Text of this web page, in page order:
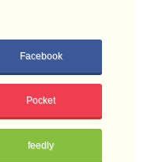
Facebook
Pocket
feedly